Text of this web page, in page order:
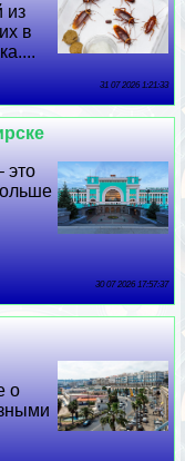
из
в
31 07 2026 1:21:33
это
30 07 2026 17:57:37
о